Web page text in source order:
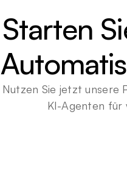
Starten
Nutzen Sie jetzt unsere
KI-Agenten für